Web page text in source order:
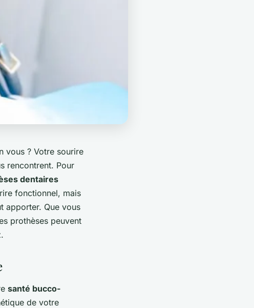
vous ? Votre sourire
rencontrent. Pour
dentaires
fonctionnel, mais
apporter. Que vous
prothèses peuvent
santé bucco-
de votre